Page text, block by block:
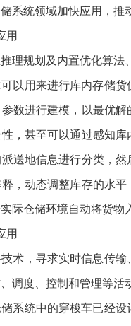
系统领域加快应用，推
用
理规划及内置优化算
以用来进行库内存储
数进行建模，以最优
，甚至可以通过感知
送地信息进行分类，
，动态调整库存的水
际仓储环境自动将货
用
术，寻求实时信息传
调度、控制和管理等
系统中的穿梭车已经